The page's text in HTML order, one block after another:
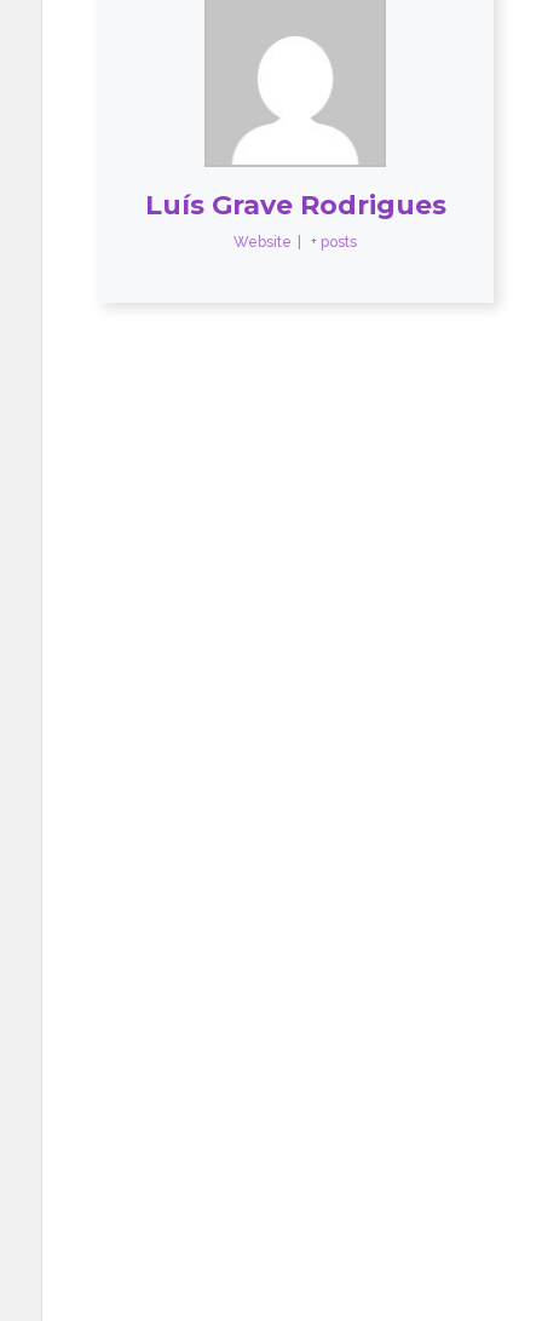
Luís Grave Rodrigues
Website + posts